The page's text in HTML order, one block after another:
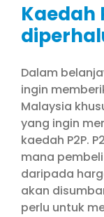
Kaedah
Dalam
ingin
Malaysia
yang ingin
kaedah P2P.
mana
daripada
akan
perlu untuk